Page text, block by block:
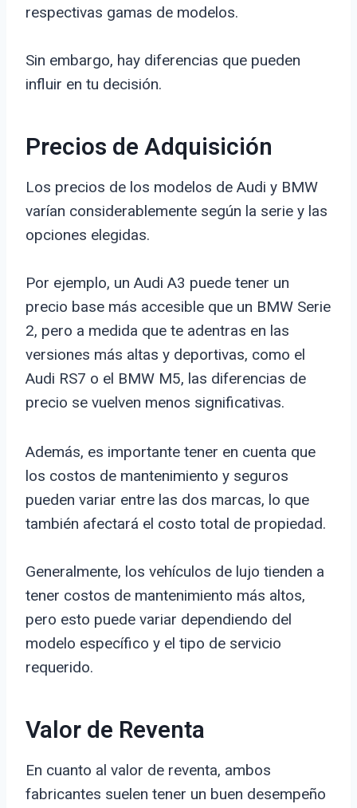
respectivas gamas de modelos.
Sin embargo, hay diferencias que pueden
influir en tu decisión.
Precios de Adquisición
Los precios de los modelos de Audi y BMW
varían considerablemente según la serie y las
opciones elegidas.
Por ejemplo, un Audi A3 puede tener un
precio base más accesible que un BMW Serie
2, pero a medida que te adentras en las
versiones más altas y deportivas, como el
Audi RS7 o el BMW M5, las diferencias de
precio se vuelven menos significativas.
Además, es importante tener en cuenta que
los costos de mantenimiento y seguros
pueden variar entre las dos marcas, lo que
también afectará el costo total de propiedad.
Generalmente, los vehículos de lujo tienden a
tener costos de mantenimiento más altos,
pero esto puede variar dependiendo del
modelo específico y el tipo de servicio
requerido.
Valor de Reventa
En cuanto al valor de reventa, ambos
fabricantes suelen tener un buen desempeño